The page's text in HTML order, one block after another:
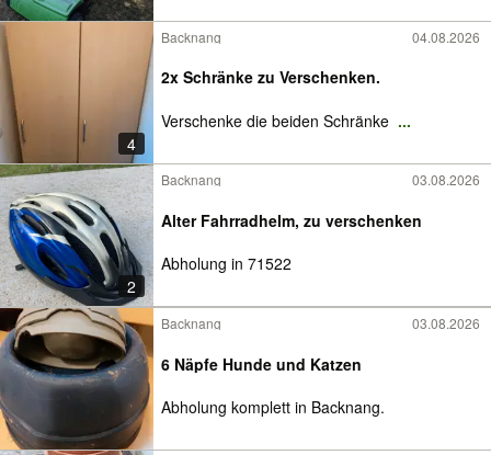
4
Backnang 04.08.2026
2x Schränke zu Verschenken.
Verschenke die beiden Schränke ...
2
Backnang 03.08.2026
Alter Fahrradhelm, zu verschenken
Abholung in 71522
Backnang 03.08.2026
6 Näpfe Hunde und Katzen
Abholung komplett in Backnang.